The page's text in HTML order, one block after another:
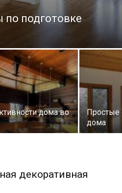
подготовке
дома во
Простые
дома
декоративная